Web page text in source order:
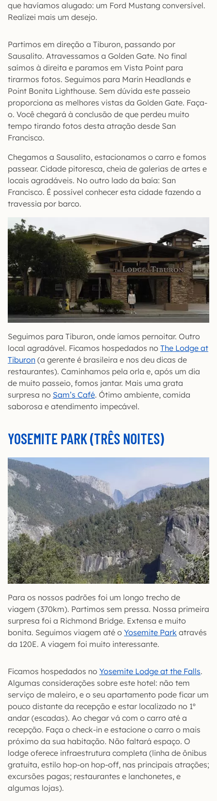
que havíamos alugado: um Ford Mustang conversível.
Realizei mais um desejo.
Partimos em direção a Tiburon, passando por
Sausalito. Atravessamos a Golden Gate. No final
saímos à direita e paramos em Vista Point para
tirarmos fotos. Seguimos para Marin Headlands e
Point Bonita Lighthouse. Sem dúvida este passeio
proporciona as melhores vistas da Golden Gate. Faça-
o. Você chegará à conclusão de que perdeu muito
tempo tirando fotos desta atração desde San
Francisco.
Chegamos a Sausalito, estacionamos o carro e fomos
passear. Cidade pitoresca, cheia de galerias de artes e
locais agradáveis. No outro lado da baía: San
Francisco. É possível conhecer esta cidade fazendo a
travessia por barco.
Seguimos para Tiburon, onde íamos pernoitar. Outro
local agradável. Ficamos hospedados no The Lodge at
Tiburon (a gerente é brasileira e nos deu dicas de
restaurantes). Caminhamos pela orla e, após um dia
de muito passeio, fomos jantar. Mais uma grata
surpresa no Sam’s Café. Ótimo ambiente, comida
saborosa e atendimento impecável.
YOSEMITE PARK (TRÊS NOITES)
Para os nossos padrões foi um longo trecho de
viagem (370km). Partimos sem pressa. Nossa primeira
surpresa foi a Richmond Bridge. Extensa e muito
bonita. Seguimos viagem até o Yosemite Park através
da 120E. A viagem foi muito interessante.
Ficamos hospedados no Yosemite Lodge at the Falls.
Algumas considerações sobre este hotel: não tem
serviço de maleiro, e o seu apartamento pode ficar um
pouco distante da recepção e estar localizado no 1º
andar (escadas). Ao chegar vá com o carro até a
recepção. Faça o check-in e estacione o carro o mais
próximo da sua habitação. Não faltará espaço. O
lodge oferece infraestrutura completa (linha de ônibus
gratuita, estilo hop-on hop-off, nas principais atrações;
excursões pagas; restaurantes e lanchonetes, e
algumas lojas).